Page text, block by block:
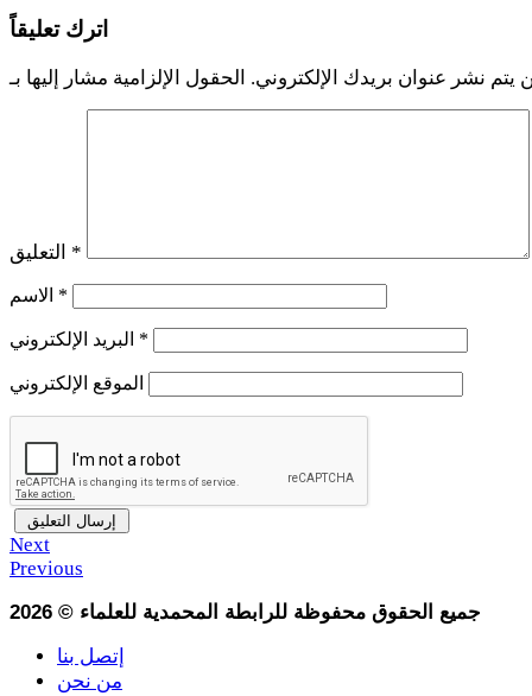
اترك تعليقاً
يتم نشر عنوان بريدك الإلكتروني.
*
*
*
الموقع الإلكتروني
Next
Previous
2026 © جميع الحقوق محفوظة للرابطة المحمدية للعلماء
إتصل بنا
من نحن